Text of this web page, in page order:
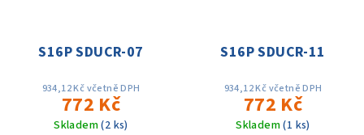
S16P SDUCR-07
934,12 Kč včetně DPH
772 Kč
Skladem(2 ks)
S16P SDUCR-11
934,12 Kč včetně DPH
772 Kč
Skladem(1 ks)